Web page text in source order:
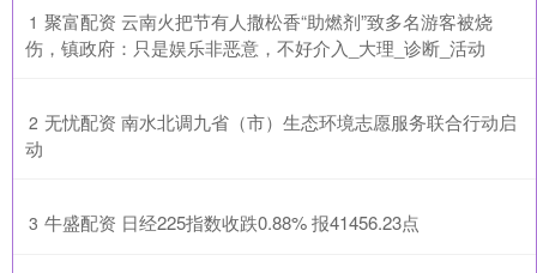
1 ​聚富配资 云南火把节有人撒松香“助燃剂”致多名游客被烧
伤，镇政府：只是娱乐非恶意，不好介入_大理_诊断_活动
2 ​无忧配资 南水北调九省（市）生态环境志愿服务联合行动启
动
3 ​牛盛配资 日经225指数收跌0.88% 报41456.23点